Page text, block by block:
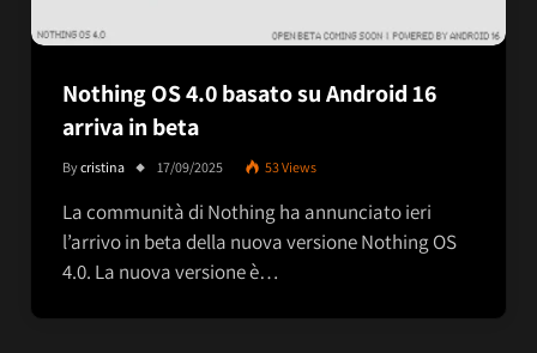
Nothing OS 4.0 basato su Android 16
arriva in beta
Bycristina 17/09/2025 53Views
La communità di Nothing ha annunciato ieri
l’arrivo in beta della nuova versione Nothing OS
4.0. La nuova versione è…